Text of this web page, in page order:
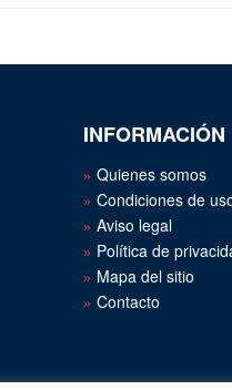
INFORMACIÓN
Quienes somos
Condiciones de
Aviso legal
Política de
Mapa del sitio
Contacto